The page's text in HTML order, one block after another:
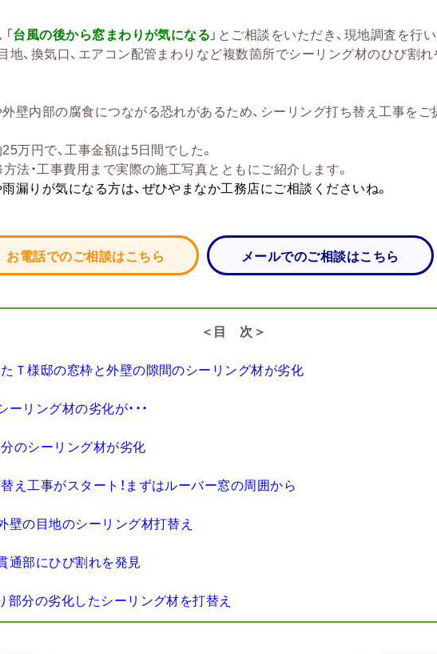
台風の後から窓まわりが気になる 」とご相談をいただき、現地調査を行い
地、換気口、エアコン配管まわりなど複数箇所でシーリング材のひび割
壁内部の腐食につながる恐れがあるため、シーリング打ち替え工事をご
万円で、工事金額は5日間でした。
方法・工事費用まで実際の施工写真とともにご紹介します。
漏りが気になる方は、ぜひやまなか工務店にご相談くださいね。
お電話でのご相談はこちら メールでのご相談はこちら
＜目 次＞
Ｔ様邸の窓枠と外壁の隙間のシーリング材が劣化
リング材の劣化が・・・
のシーリング材が劣化
え工事がスタート！まずはルーバー窓の周囲から
の目地のシーリング材打替え
通部にひび割れを発見
分の劣化したシーリング材を打替え